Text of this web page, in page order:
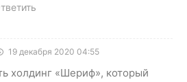
19 декабря 2020 04:55
холдинг «Шериф», который